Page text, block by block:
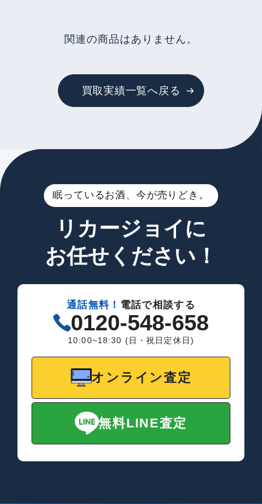
関連の商品はありません。
買取実績一覧へ戻る
眠っているお酒、今が売りどき。
リカージョイに
お任せください！
通話無料！ 電話で相談する
0120-548-658
10:00~18:30 (日・祝日定休日)
オンライン査定
無料LINE査定